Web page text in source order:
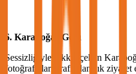
6. Karaboğaz Gölü
Sessizliğiyle dikkat çeken
fotoğrafçılar tarafından sık ziyaret